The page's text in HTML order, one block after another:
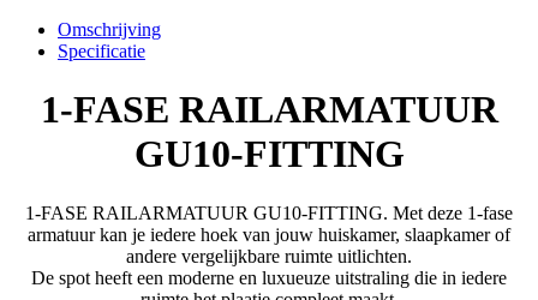
Omschrijving
Specificatie
1-FASE RAILARMATUUR
GU10-FITTING
1-FASE RAILARMATUUR GU10-FITTING. Met deze 1-fase
armatuur kan je iedere hoek van jouw huiskamer, slaapkamer of
andere vergelijkbare ruimte uitlichten.
De spot heeft een moderne en luxueuze uitstraling die in iedere